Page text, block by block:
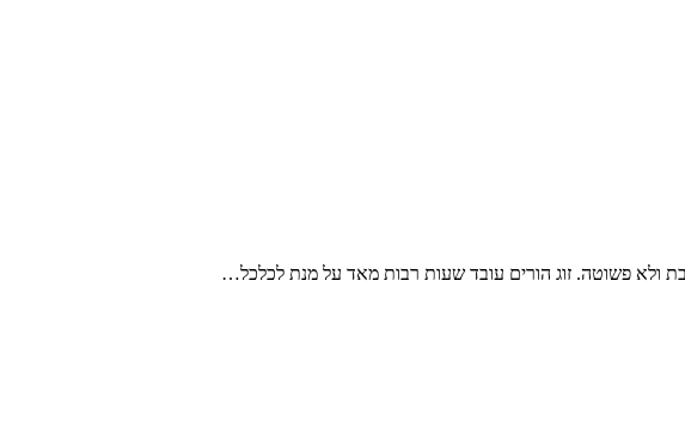
ולא פשוטה. זוג הורים עובד שעות רבות מאד על מנת לכלכל…